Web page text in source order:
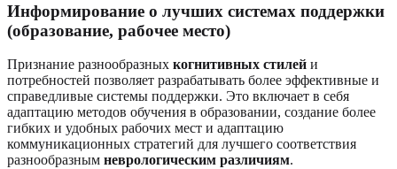
Информирование о лучших системах поддержки
(образование, рабочее место)
Признание разнообразных когнитивных стилей и
потребностей позволяет разрабатывать более эффективные и
справедливые системы поддержки. Это включает в себя
адаптацию методов обучения в образовании, создание более
гибких и удобных рабочих мест и адаптацию
коммуникационных стратегий для лучшего соответствия
разнообразным неврологическим различиям.